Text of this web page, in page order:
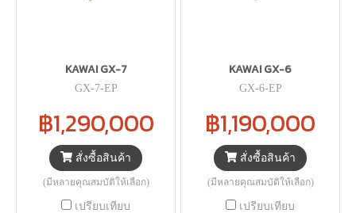
KAWAI GX-7
GX-7-EP
฿1,290,000
สั่งซื้อสินค้า
(มีหลายคุณสมบัติให้เลือก)
เปรียบเทียบ
KAWAI GX-6
GX-6-EP
฿1,190,000
สั่งซื้อสินค้า
(มีหลายคุณสมบัติให้เลือก)
เปรียบเทียบ